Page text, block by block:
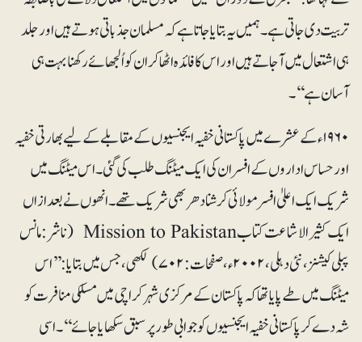
تربیت دی جاتی ہے ۔ ہمیں یہ بتایا جاتا ہے کہ مسلمان جذباتی ہوتے ہیں اور جلد
ہی اشتعال میں آجاتے ہیں اور اس کا فائدہ اٹھا کر ان کو اُلجھائے رکھنا بہت ہی
آسان ہے‘‘۔
۱۹۶۰ء کے عشرے میں پاکستانی خفیہ ایجنسیوں کے مقابلے کے لیے بھارتی خفیہ
اور حساس اداروں کے افسران کی ایک میٹنگ طلب کی گئی۔ اس میٹنگ میں
شریک ایک اعلیٰ افسر مولائی کرشنا دھر بھی شریک تھے۔ انھوں نے بعدازاں
ایک کثیرالاشاعت کتاب Mission to Pakistan (ناشر: مانس
پبلی کیشنز، نئی دہلی،۲۰۰۲ء، صفحات:۷۰۲) لکھی، جس میں بتایا: ’’اس
میٹنگ میں طے پایا تھا کہ پاکستان کے مرکزی شہر کراچی میں مسلکی منافرت کو
شہ دے کر پاکستانی خفیہ ایجنسیوں کو جوابی طور پر سبق سکھایا جائے‘‘۔ اسی